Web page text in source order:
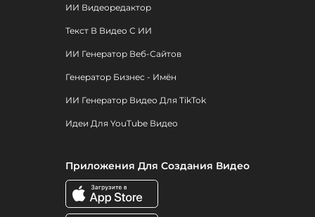
ИИ Видеоредактор
Текст В Видео С ИИ
ИИ Генератор Веб-Сайтов
Генератор Бизнес - Имён
ИИ Генератор Видео Для TikTok
Идеи Для YouTube Видео
Приложения Для Создания Видео